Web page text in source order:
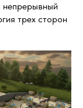
непрерывный
трех сторон